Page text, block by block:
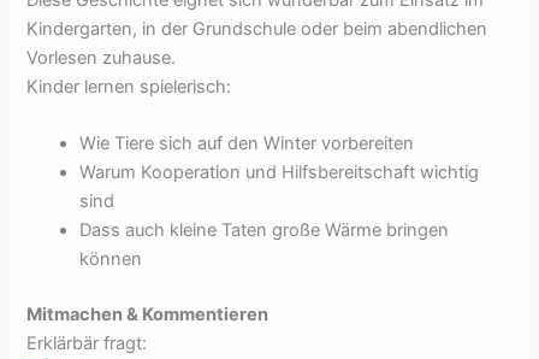
Kindergarten, in der Grundschule oder beim abendlichen
Vorlesen zuhause.
Kinder lernen spielerisch:
Wie Tiere sich auf den Winter vorbereiten
Warum Kooperation und Hilfsbereitschaft wichtig
sind
Dass auch kleine Taten große Wärme bringen
können
Mitmachen & Kommentieren
Erklärbär fragt: